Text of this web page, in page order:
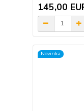
145,00
Novinka